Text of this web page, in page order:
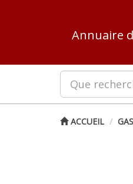
Annuaire
ACCUEIL